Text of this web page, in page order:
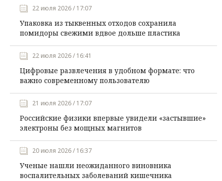
22 июля 2026 / 17:07
Упаковка из тыквенных отходов сохранила
помидоры свежими вдвое дольше пластика
22 июля 2026 / 16:41
Цифровые развлечения в удобном формате: что
важно современному пользователю
21 июля 2026 / 17:07
Российские физики впервые увидели «застывшие»
электроны без мощных магнитов
20 июля 2026 / 16:37
Ученые нашли неожиданного виновника
воспалительных заболеваний кишечника